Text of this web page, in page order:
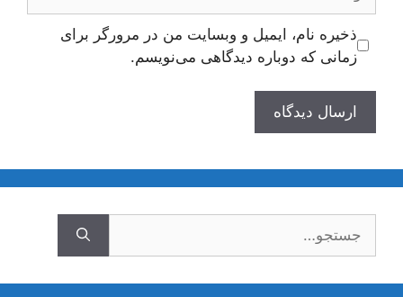
ذخیره نام، ایمیل و وبسایت من در مرورگر برای
زمانی که دوباره دیدگاهی می‌نویسم.